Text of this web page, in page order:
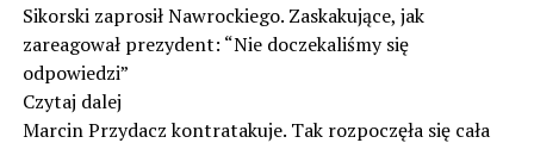
Sikorski zaprosił Nawrockiego. Zaskakujące, jak
zareagował prezydent: “Nie doczekaliśmy się
odpowiedzi”
Czytaj dalej
Marcin Przydacz kontratakuje. Tak rozpoczęła się cała